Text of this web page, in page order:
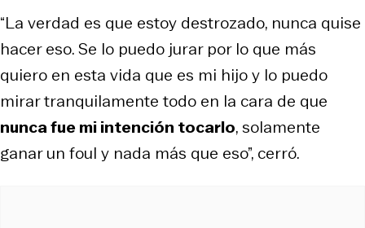
“La verdad es que estoy destrozado, nunca quise
hacer eso. Se lo puedo jurar por lo que más
quiero en esta vida que es mi hijo y lo puedo
mirar tranquilamente todo en la cara de que
nunca fue mi intención tocarlo, solamente
ganar un foul y nada más que eso”, cerró.